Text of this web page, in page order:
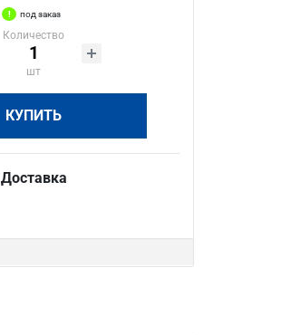
под заказ
Количество
шт
КУПИТЬ
Доставка